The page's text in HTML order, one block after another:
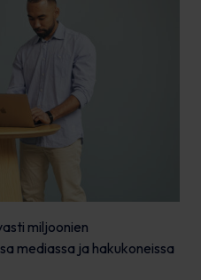
miljoonien
mediassa ja hakukoneissa